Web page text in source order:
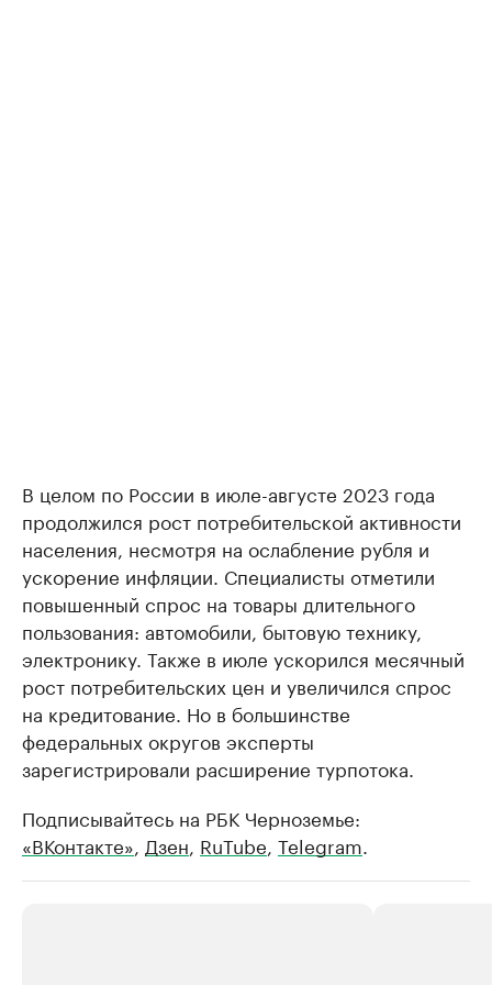
В целом по России в июле-августе 2023 года
продолжился рост потребительской активности
населения, несмотря на ослабление рубля и
ускорение инфляции. Специалисты отметили
повышенный спрос на товары длительного
пользования: автомобили, бытовую технику,
электронику. Также в июле ускорился месячный
рост потребительских цен и увеличился спрос
на кредитование. Но в большинстве
федеральных округов эксперты
зарегистрировали расширение турпотока.
Подписывайтесь на РБК Черноземье:
«ВКонтакте», Дзен, RuTube, Telegram.